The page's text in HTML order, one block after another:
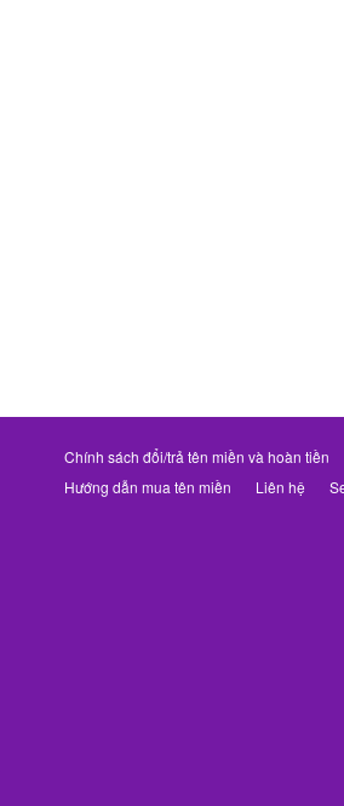
Chính sách đổi/trả tên miền và hoàn tiền
Hướng dẫn mua tên miền
Liên hệ